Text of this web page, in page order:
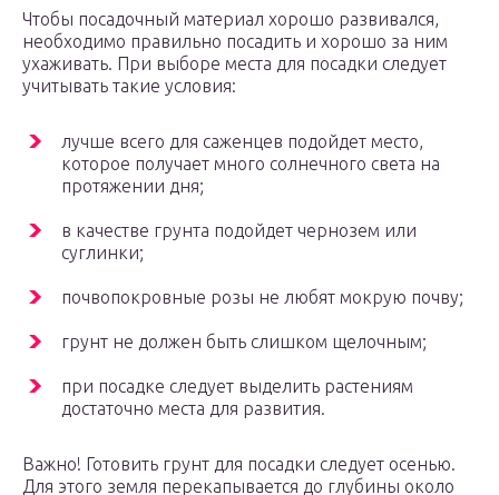
Чтобы посадочный материал хорошо развивался,
необходимо правильно посадить и хорошо за ним
ухаживать. При выборе места для посадки следует
учитывать такие условия:
лучше всего для саженцев подойдет место,
которое получает много солнечного света на
протяжении дня;
в качестве грунта подойдет чернозем или
суглинки;
почвопокровные розы не любят мокрую почву;
грунт не должен быть слишком щелочным;
при посадке следует выделить растениям
достаточно места для развития.
Важно! Готовить грунт для посадки следует осенью.
Для этого земля перекапывается до глубины около